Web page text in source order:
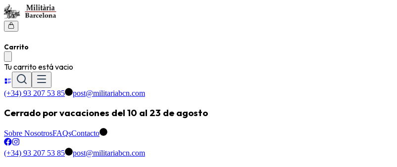
Carrito
Tu carrito está vacio
(+34) 93 207 53 85 post@militariabcn.com
Cerrado por vacaciones del 10 al 23 de agosto
Sobre NosotrosFAQsContacto
(+34) 93 207 53 85 post@militariabcn.com